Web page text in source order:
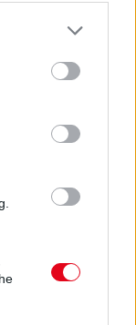
more Google
may click to
party tags to
below Google
EZ A